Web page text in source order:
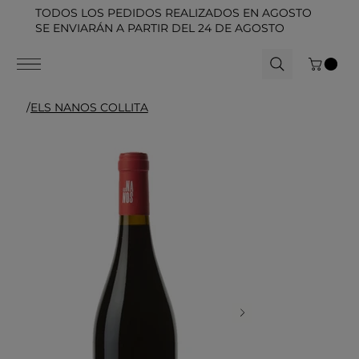
TODOS LOS PEDIDOS REALIZADOS EN AGOSTO
SE ENVIARÁN A PARTIR DEL 24 DE AGOSTO
/ELS NANOS COLLITA